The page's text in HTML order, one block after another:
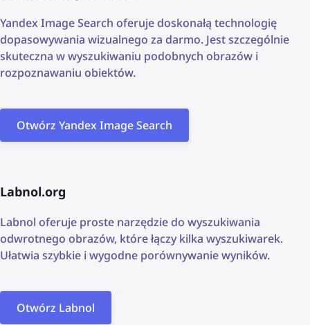
Yandex Image Search oferuje doskonałą technologię
dopasowywania wizualnego za darmo. Jest szczególnie
skuteczna w wyszukiwaniu podobnych obrazów i
rozpoznawaniu obiektów.
Otwórz Yandex Image Search
Labnol.org
Labnol oferuje proste narzędzie do wyszukiwania
odwrotnego obrazów, które łączy kilka wyszukiwarek.
Ułatwia szybkie i wygodne porównywanie wyników.
Otwórz Labnol